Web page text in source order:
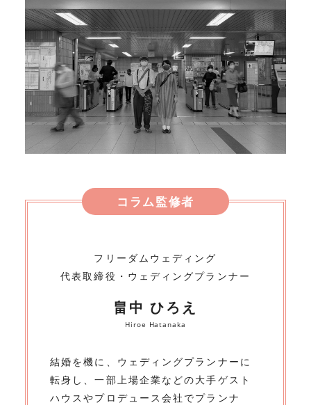
コラム監修者
フリーダムウェディング
代表取締役・ウェディングプランナー
畠中 ひろえ
Hiroe Hatanaka
結婚を機に、ウェディングプランナーに
転身し、一部上場企業などの大手ゲスト
ハウスやプロデュース会社でプランナ